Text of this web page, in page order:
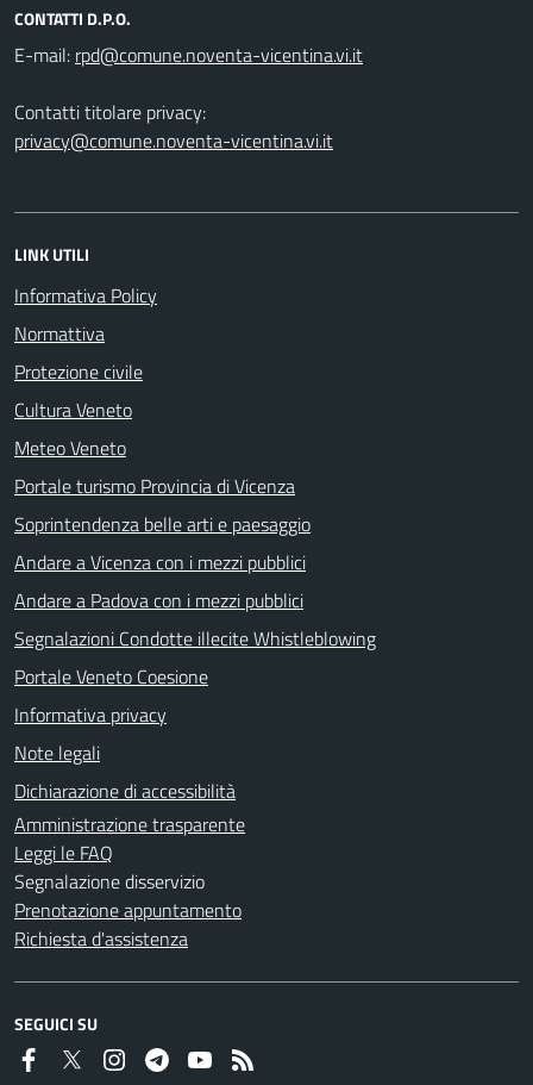
CONTATTI D.P.O.
E-mail:
Contatti titolare privacy:
privacy@comune.noventa-vicentina.vi.it
LINK UTILI
Informativa Policy
Normattiva
Protezione civile
Cultura Veneto
Meteo Veneto
Portale turismo Provincia di Vicenza
Soprintendenza belle arti e paesaggio
Andare a Vicenza con i mezzi pubblici
Andare a Padova con i mezzi pubblici
Segnalazioni Condotte illecite Whistleblowing
Portale Veneto Coesione
Informativa privacy
Note legali
Dichiarazione di accessibilità
Amministrazione trasparente
Leggi le FAQ
Segnalazione disservizio
Prenotazione appuntamento
Richiesta d'assistenza
SEGUICI SU